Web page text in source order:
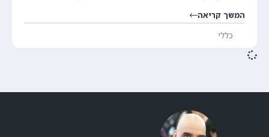
המשך קריאה
כללי